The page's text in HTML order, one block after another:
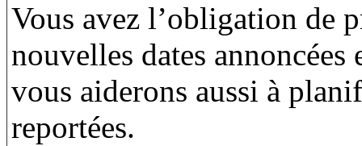
Vous avez l’obligation de
nouvelles dates
vous aiderons aussi à
reportées.